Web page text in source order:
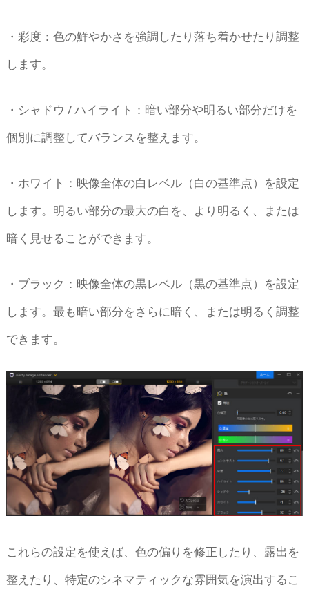
・彩度：色の鮮やかさを強調したり落ち着かせたり調整
します。
・シャドウ / ハイライト：暗い部分や明るい部分だけを
個別に調整してバランスを整えます。
・ホワイト：映像全体の白レベル（白の基準点）を設定
します。明るい部分の最大の白を、より明るく、または
暗く見せることができます。
・ブラック：映像全体の黒レベル（黒の基準点）を設定
します。最も暗い部分をさらに暗く、または明るく調整
できます。
これらの設定を使えば、色の偏りを修正したり、露出を
整えたり、特定のシネマティックな雰囲気を演出するこ